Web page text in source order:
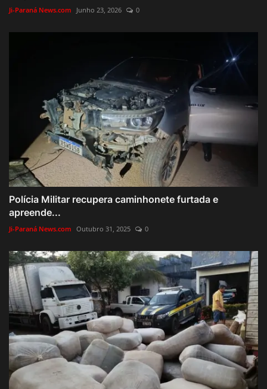
Ji-Paraná News.com Junho 23, 2026 0
Polícia Militar recupera caminhonete furtada e
apreende...
Ji-Paraná News.com Outubro 31, 2025 0